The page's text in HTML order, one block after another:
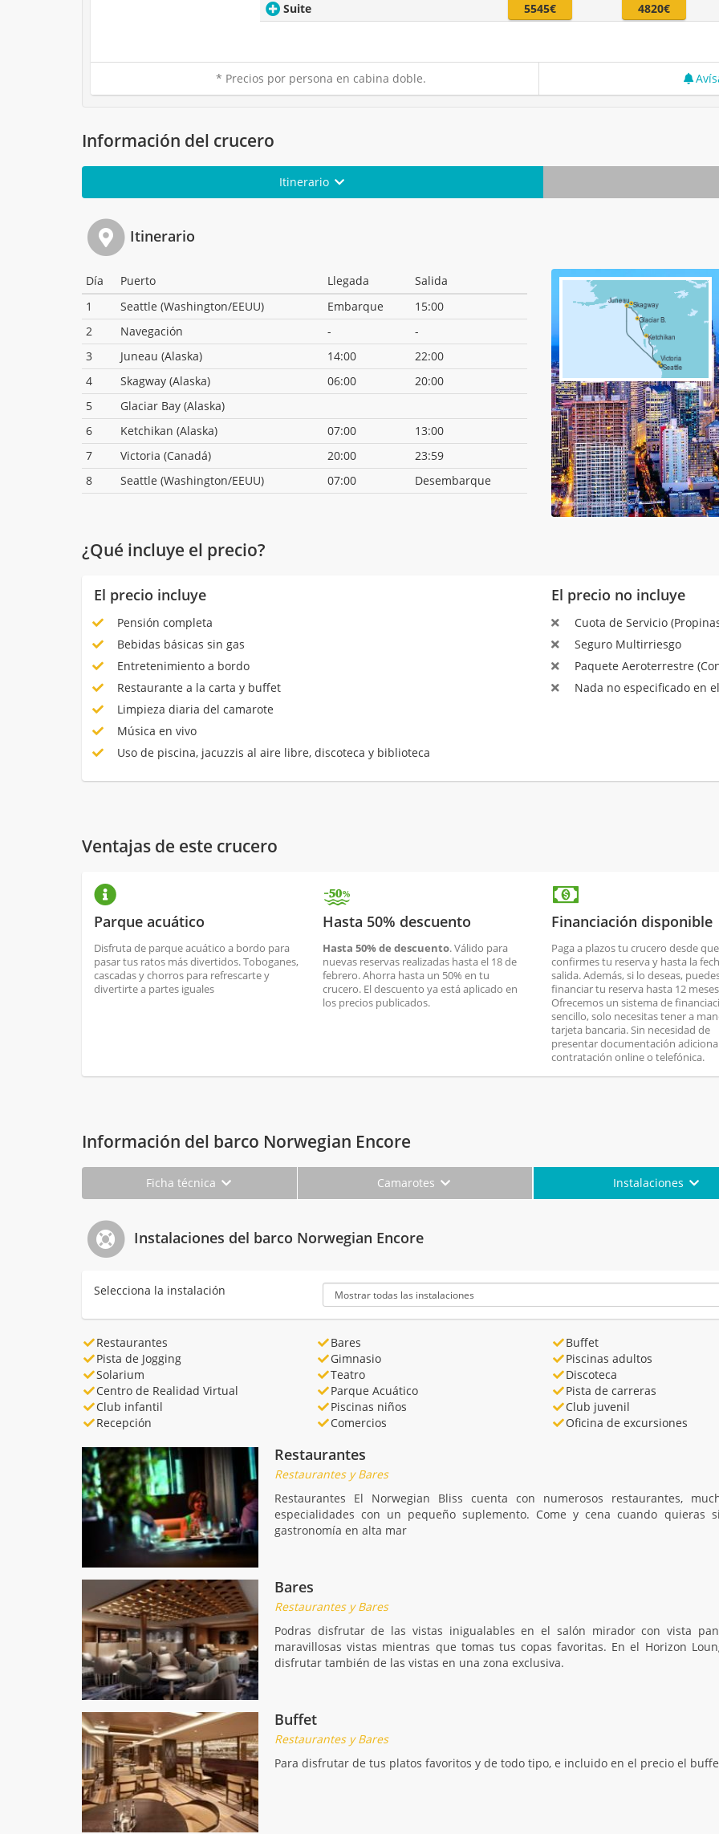
Suite
5545€ 4820€
* Precios por persona en cabina doble.
Información del crucero
Itinerario
Itinerario
Día Puerto Llegada
Salida
1
Seattle (Washington/EEUU) Embarque
15:00
2
Navegación -
-
3
Juneau (Alaska) 14:00
22:00
4
Skagway (Alaska) 06:00
20:00
5
Glaciar Bay (Alaska)
6
Ketchikan (Alaska) 07:00
13:00
7
Victoria (Canadá) 20:00
23:59
8
Seattle (Washington/EEUU) 07:00 Desembarque
¿Qué incluye el precio?
El precio incluye
Pensión completa
Bebidas básicas sin gas
Entretenimiento a bordo
Restaurante a la carta y buffet
Limpieza diaria del camarote
Música en vivo
Uso de piscina, jacuzzis al aire libre, discoteca y biblioteca
El precio no incluye
Cuota de Servicio
Seguro Multirriesgo
Paquete Aeroterrestre
Nada no especificado en
Ventajas de este crucero
Parque acuático
Disfruta de parque acuático a bordo para
pasar tus ratos más divertidos. Toboganes,
cascadas y chorros para refrescarte y
divertirte a partes iguales
Hasta 50% descuento
Hasta 50% de descuento. Válido para
nuevas reservas realizadas hasta el 18 de
febrero. Ahorra hasta un 50% en tu
crucero. El descuento ya está aplicado en
los precios publicados.
Financiación disponible
Paga a plazos tu crucero desde que
confirmes tu reserva y hasta la
salida. Además, si lo deseas,
financiar tu reserva hasta 12
Ofrecemos un sistema de
sencillo, solo necesitas tener a
tarjeta bancaria. Sin necesidad de
presentar documentación
contratación online o telefónica.
Información del barco Norwegian Encore
Ficha técnica Camarotes Instalaciones
Instalaciones del barco Norwegian Encore
Selecciona la instalación
Restaurantes Bares Buffet
Pista de Jogging
Gimnasio Piscinas adultos
Solarium
Teatro Discoteca
Centro de Realidad Virtual
Parque Acuático Pista de carreras
Club infantil
Piscinas niños Club juvenil
Recepción
Comercios Oficina de excursiones
Restaurantes
Restaurantes y Bares
Restaurantes El Norwegian Bliss cuenta con numerosos restaurantes,
especialidades con un pequeño suplemento. Come y cena cuando
gastronomía en alta mar
Bares
Restaurantes y Bares
Podras disfrutar de las vistas inigualables en el salón mirador con vista
maravillosas vistas mientras que tomas tus copas favoritas. En el Horizon
disfrutar también de las vistas en una zona exclusiva.
Buffet
Restaurantes y Bares
Para disfrutar de tus platos favoritos y de todo tipo, e incluido en el precio el